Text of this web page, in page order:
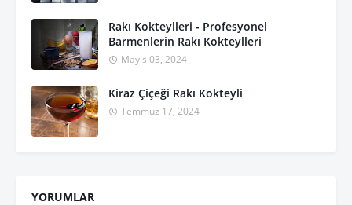
Rakı Kokteylleri - Profesyonel
Barmenlerin Rakı Kokteylleri
Mayıs 03, 2024
Kiraz Çiçeği Rakı Kokteyli
Temmuz 17, 2024
YORUMLAR